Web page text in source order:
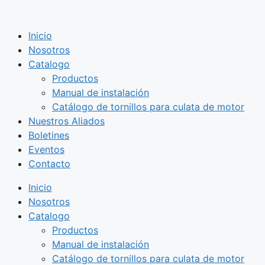
contenido
Inicio
Nosotros
Catalogo
Productos
Manual de instalación
Catálogo de tornillos para culata de motor
Nuestros Aliados
Boletines
Eventos
Contacto
Inicio
Nosotros
Catalogo
Productos
Manual de instalación
Catálogo de tornillos para culata de motor